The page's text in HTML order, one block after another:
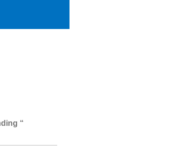
“